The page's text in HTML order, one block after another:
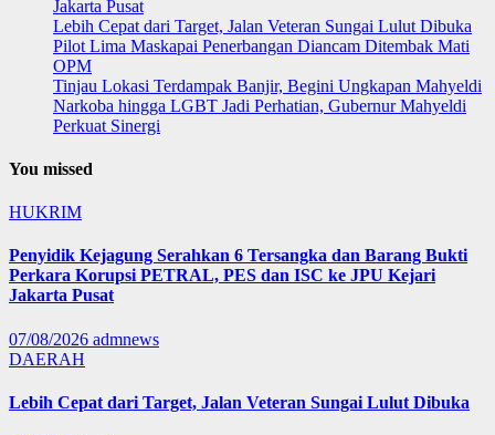
Jakarta Pusat
Lebih Cepat dari Target, Jalan Veteran Sungai Lulut Dibuka
Pilot Lima Maskapai Penerbangan Diancam Ditembak Mati
OPM
Tinjau Lokasi Terdampak Banjir, Begini Ungkapan Mahyeldi
Narkoba hingga LGBT Jadi Perhatian, Gubernur Mahyeldi
Perkuat Sinergi
You missed
HUKRIM
Penyidik Kejagung Serahkan 6 Tersangka dan Barang Bukti
Perkara Korupsi PETRAL, PES dan ISC ke JPU Kejari
Jakarta Pusat
07/08/2026 admnews
DAERAH
Lebih Cepat dari Target, Jalan Veteran Sungai Lulut Dibuka